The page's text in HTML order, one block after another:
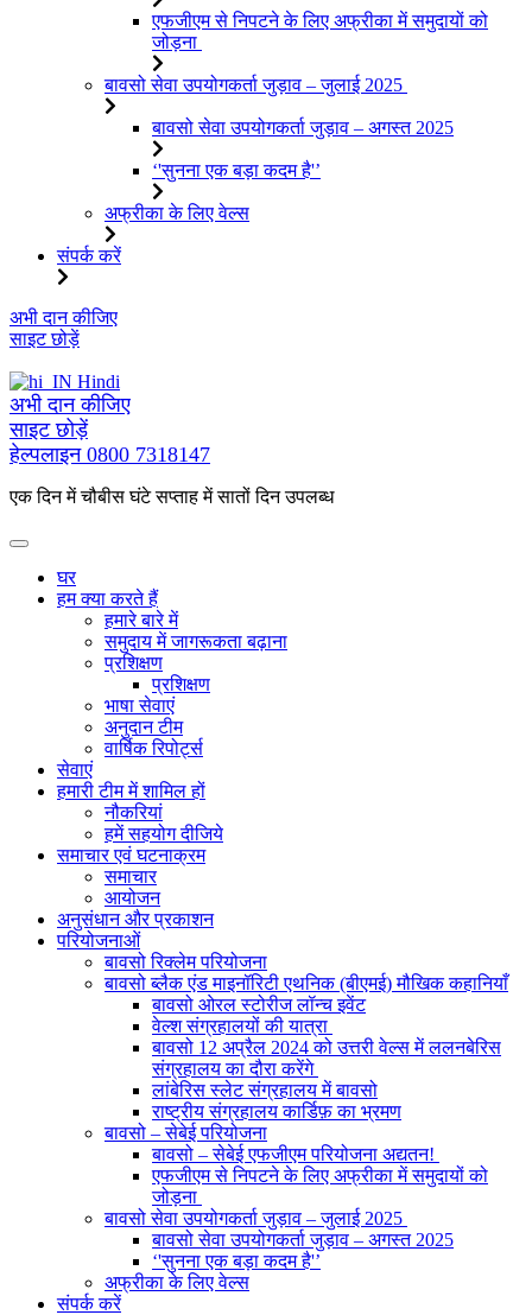
एफजीएम से निपटने के लिए अफ्रीका में समुदायों को
जोड़ना
बावसो सेवा उपयोगकर्ता जुड़ाव – जुलाई 2025
बावसो सेवा उपयोगकर्ता जुड़ाव – अगस्त 2025
‘'सुनना एक बड़ा कदम है'’
अफ्रीका के लिए वेल्स
संपर्क करें
इसे
छोड़कर
पर
बढ़ने
के
लिए
अभी दान कीजिए
साइट छोड़ें
Hindi
अभी दान कीजिए
साइट छोड़ें
हेल्पलाइन 0800 7318147
एक दिन में चौबीस घंटे सप्ताह में सातों दिन उपलब्ध
घर
हम क्या करते हैं
हमारे बारे में
समुदाय में जागरूकता बढ़ाना
प्रशिक्षण
प्रशिक्षण
भाषा सेवाएं
अनुदान टीम
वार्षिक रिपोर्ट्स
सेवाएं
हमारी टीम में शामिल हों
नौकरियां
हमें सहयोग दीजिये
समाचार एवं घटनाक्रम
समाचार
आयोजन
अनुसंधान और प्रकाशन
परियोजनाओं
बावसो रिक्लेम परियोजना
बावसो ब्लैक एंड माइनॉरिटी एथनिक (बीएमई) मौखिक कहानियाँ
बावसो ओरल स्टोरीज लॉन्च इवेंट
वेल्श संग्रहालयों की यात्रा
बावसो 12 अप्रैल 2024 को उत्तरी वेल्स में ललनबेरिस
संग्रहालय का दौरा करेंगे
लांबेरिस स्लेट संग्रहालय में बावसो
राष्ट्रीय संग्रहालय कार्डिफ़ का भ्रमण
बावसो – सेबेई परियोजना
बावसो – सेबेई एफजीएम परियोजना अद्यतन!
एफजीएम से निपटने के लिए अफ्रीका में समुदायों को
जोड़ना
बावसो सेवा उपयोगकर्ता जुड़ाव – जुलाई 2025
बावसो सेवा उपयोगकर्ता जुड़ाव – अगस्त 2025
‘'सुनना एक बड़ा कदम है'’
अफ्रीका के लिए वेल्स
संपर्क करें